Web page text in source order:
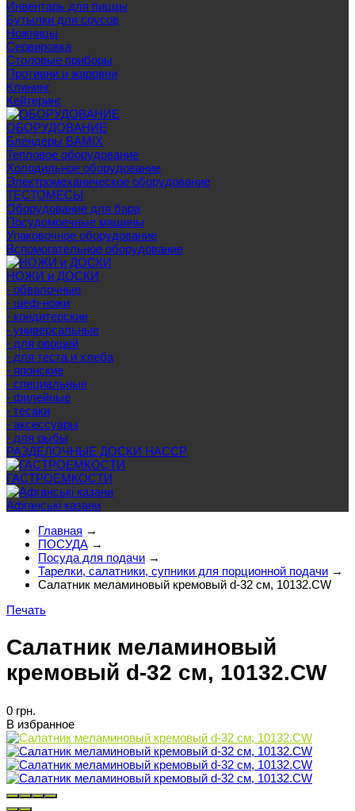
Инвентарь для пиццы
Бутылки для соусов
Ножницы
Сервировка
Столовые приборы
Противни и жаровни
Клининг
Кейтеринг
ОБОРУДОВАНИЕ
Блендеры BAMIX
Тепловое оборудование
Холодильное оборудование
Электромеханическое оборудование
ТЕСТОМЕСЫ
Оборудование для бара
Посудомоечные машины
Упаковочное оборудование
Вспомогательное оборудование
НОЖИ и ДОСКИ
- обвалочные
- шеф-ножи
- кондитерские
- универсальные
- для овощей
- для теста и хлеба
- японские
- специальные
- филейные
- тесаки
- аксессуары
- для рыбы
РАЗДЕЛОЧНЫЕ ДОСКИ HACCP
ГАСТРОЕМКОСТИ
Афганські казани
Главная →
ПОСУДА →
Посуда для подачи →
Тарелки, салатники, супники для порционной подачи →
Салатник меламиновый кремовый d-32 см, 10132.CW
Печать
Салатник меламиновый
кремовый d-32 см, 10132.CW
0 грн.
В избранное